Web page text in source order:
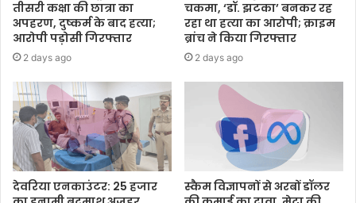
तीसरी कक्षा की छात्रा का
अपहरण, दुष्कर्म के बाद हत्या;
आरोपी पड़ोसी गिरफ्तार
2 days ago
चकमा, ‘डॉ. झटका’ बनकर रह
रहा था हत्या का आरोपी; क्राइम
ब्रांच ने किया गिरफ्तार
2 days ago
देवरिया एनकाउंटर: 25 हजार
स्कैम विज्ञापनों से अरबों डॉलर